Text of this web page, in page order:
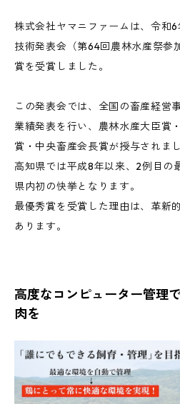
株式会社ヤマニファームは、令和
技術発表会（第64回農林水産祭参
賞を受賞しました。
この発表会では、全国の畜産経営
業績発表を行い、農林水産大臣賞
賞・中央畜産会長賞が授与されまし
高知県では平成8年以来、2例目の
県内初の快挙となります。
最優秀賞を受賞した理由は、革新
あります。
高度なコンピューター管理
肉を